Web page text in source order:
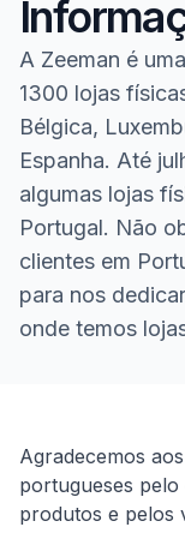
A Zeeman é
1300 lojas
Bélgica,
Espanha. Até
algumas lojas
Portugal. Não
clientes em
para nos
onde temos
Agradecemos
portugueses
produtos e pelos